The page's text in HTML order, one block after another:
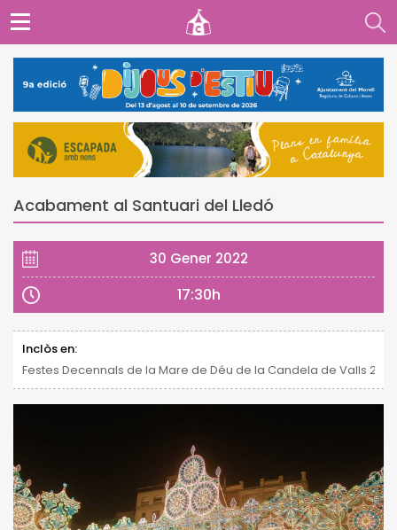
Acabament al Santuari del Lledó
30 Gener 2022
17:30h
Inclòs en:
Festes Decennals de la Mare de Déu de la Candela de Valls 2021